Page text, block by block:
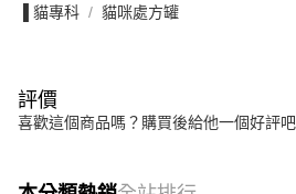
▐ 貓專科 貓咪處方罐
評價
喜歡這個商品嗎？購買後給他一個好評吧